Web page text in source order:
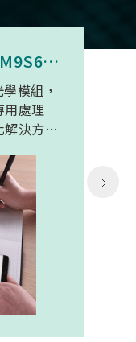
光學手寫筆應用 - SNM9S6100BC4000A
模組，
用處理
解決方
同時，
在離紙
，同時
寫筆跡
在小型
，讓產
本與數